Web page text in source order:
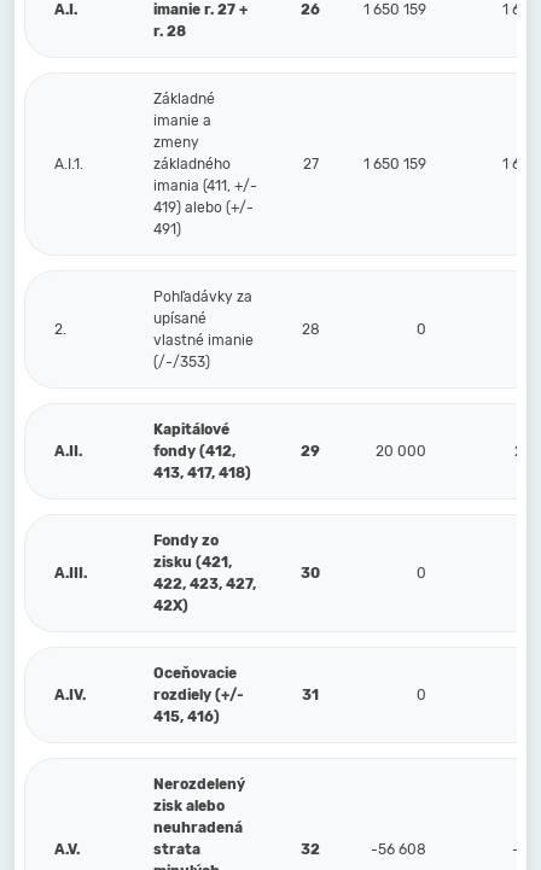
A.I.
imanie r. 27 +
r. 28
26 1 650 159 1 650
A.I.1.
Základné
imanie a
zmeny
základného
imania (411, +/-
419) alebo (+/-
491)
27 1 650 159 1 650
2.
Pohľadávky za
upísané
vlastné imanie
(/-/353)
28 0
A.II.
Kapitálové
fondy (412,
413, 417, 418)
29 20 000 20
A.III.
Fondy zo
zisku (421,
422, 423, 427,
42X)
30 0
A.IV.
Oceňovacie
rozdiely (+/-
415, 416)
31 0
A.V.
Nerozdelený
zisk alebo
neuhradená
strata
32 -56 608 -35